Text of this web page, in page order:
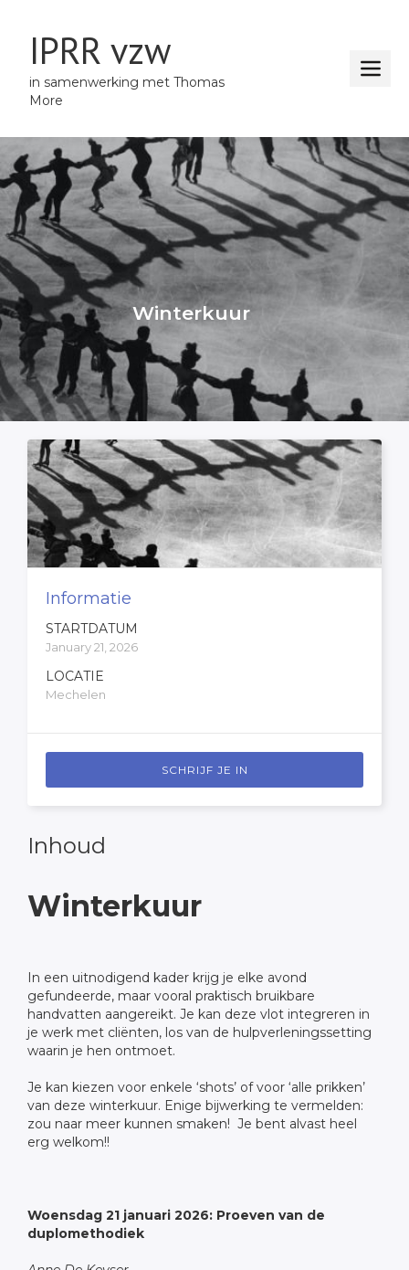
IPRR vzw
in samenwerking met Thomas
More
Winterkuur
Informatie
STARTDATUM
January 21, 2026
LOCATIE
Mechelen
SCHRIJF JE IN
Inhoud
Winterkuur
In een uitnodigend kader krijg je elke avond
gefundeerde, maar vooral praktisch bruikbare
handvatten aangereikt. Je kan deze vlot integreren in
je werk met cliënten, los van de hulpverleningssetting
waarin je hen ontmoet.
Je kan kiezen voor enkele ‘shots’ of voor ‘alle prikken’
van deze winterkuur. Enige bijwerking te vermelden:
zou naar meer kunnen smaken! Je bent alvast heel
erg welkom!!
Woensdag 21 januari 2026: Proeven van de
duplomethodiek